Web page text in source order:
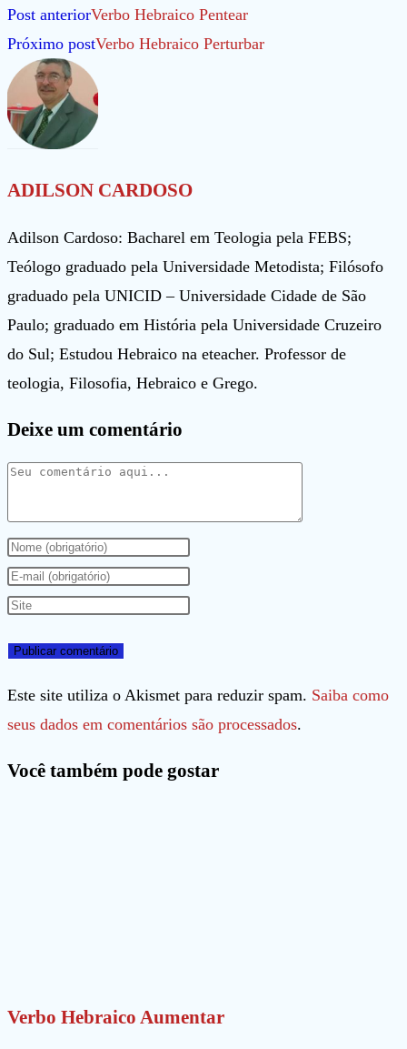
Leia
mais
artigos
Post anteriorVerbo Hebraico Pentear
Próximo postVerbo Hebraico Perturbar
ADILSON CARDOSO
Adilson Cardoso: Bacharel em Teologia pela FEBS;
Teólogo graduado pela Universidade Metodista; Filósofo
graduado pela UNICID – Universidade Cidade de São
Paulo; graduado em História pela Universidade Cruzeiro
do Sul; Estudou Hebraico na eteacher. Professor de
teologia, Filosofia, Hebraico e Grego.
Deixe um comentário
Comentário
Digite
seu
nome
nome
de
usuário
comentar
Digite
seu
de
e-
mail
comentar
Digite
URL
do
seu
(opcional)
Este site utiliza o Akismet para reduzir spam. Saiba como
seus dados em comentários são processados.
Você também pode gostar
Verbo Hebraico Aumentar